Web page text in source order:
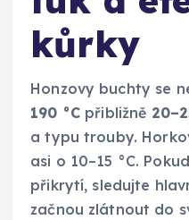
kůrky
Honzovy buchty se
190 °Cpřibližně
a typu trouby.
asi o 10–15 °C.
přikrytí, sledujte
začnou zlátnout do